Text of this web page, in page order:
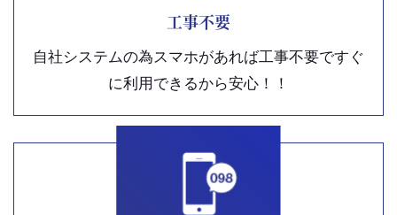
工事不要
自社システムの為スマホがあれば工事不要ですぐ
に利用できるから安心！！